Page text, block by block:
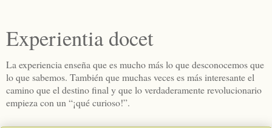
Experientia docet
La experiencia enseña que es mucho más lo que desconocemos que
lo que sabemos. También que muchas veces es más interesante el
camino que el destino final y que lo verdaderamente revolucionario
empieza con un “¡qué curioso!”.